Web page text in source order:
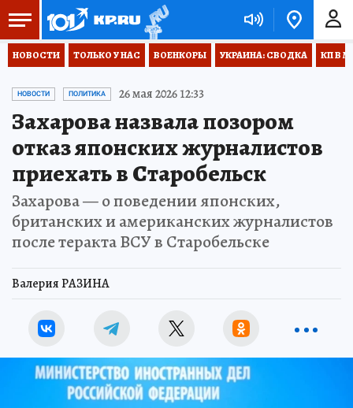
НОВОСТИ ТОЛЬКО У НАС ВОЕНКОРЫ УКРАИНА: СВОДКА КП В
НОВОСТИ ПОЛИТИКА 26 мая 2026 12:33
Захарова назвала позором
отказ японских журналистов
приехать в Старобельск
Захарова — о поведении японских,
британских и американских журналистов
после теракта ВСУ в Старобельске
Валерия РАЗИНА